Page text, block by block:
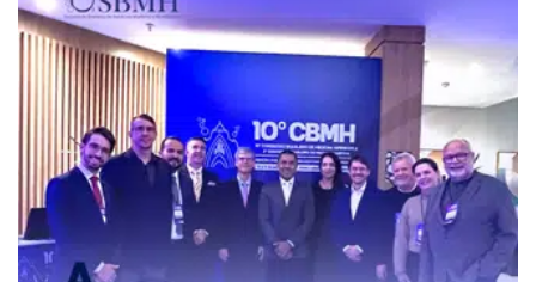
Vitality
Diabetes,
Fitness,
Health,
Relationships